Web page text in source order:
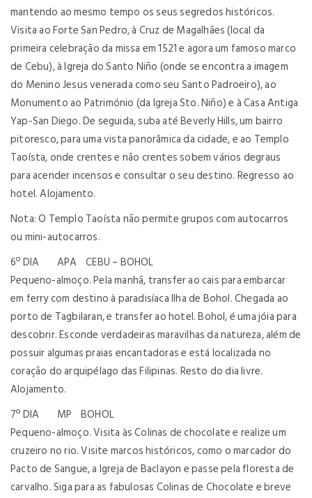
mantendo ao mesmo tempo os seus segredos históricos.
Visita ao Forte San Pedro, à Cruz de Magalhães (local da
primeira celebração da missa em 1521 e agora um famoso marco
de Cebu), à Igreja do Santo Niño (onde se encontra a imagem
do Menino Jesus venerada como seu Santo Padroeiro), ao
Monumento ao Património (da Igreja Sto. Niño) e à Casa Antiga
Yap-San Diego. De seguida, suba até Beverly Hills, um bairro
pitoresco, para uma vista panorâmica da cidade, e ao Templo
Taoísta, onde crentes e não crentes sobem vários degraus
para acender incensos e consultar o seu destino. Regresso ao
hotel. Alojamento.
Nota: O Templo Taoísta não permite grupos com autocarros
ou mini-autocarros.
6º DIA APA CEBU – BOHOL
Pequeno-almoço. Pela manhã, transfer ao cais para embarcar
em ferry com destino à paradisíaca Ilha de Bohol. Chegada ao
porto de Tagbilaran, e transfer ao hotel. Bohol, é uma jóia para
descobrir. Esconde verdadeiras maravilhas da natureza, além de
possuir algumas praias encantadoras e está localizada no
coração do arquipélago das Filipinas. Resto do dia livre.
Alojamento.
7º DIA MP BOHOL
Pequeno-almoço. Visita às Colinas de chocolate e realize um
cruzeiro no rio. Visite marcos históricos, como o marcador do
Pacto de Sangue, a Igreja de Baclayon e passe pela floresta de
carvalho. Siga para as fabulosas Colinas de Chocolate e breve